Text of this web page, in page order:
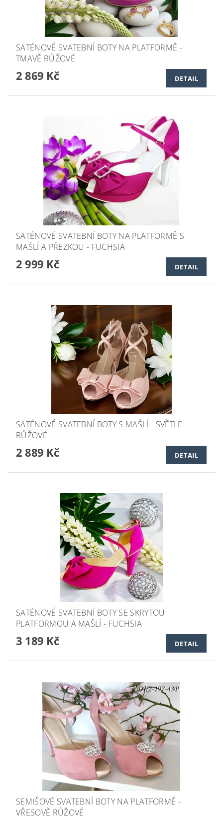
SATÉNOVÉ SVATEBNÍ BOTY NA PLATFORMĚ -
TMAVĚ RŮŽOVÉ
2 869 Kč DETAIL
SATÉNOVÉ SVATEBNÍ BOTY NA PLATFORMĚ S
MAŠLÍ A PŘEZKOU - FUCHSIA
2 999 Kč DETAIL
SATÉNOVÉ SVATEBNÍ BOTY S MAŠLÍ - SVĚTLE
RŮŽOVÉ
2 889 Kč DETAIL
SATÉNOVÉ SVATEBNÍ BOTY SE SKRYTOU
PLATFORMOU A MAŠLÍ - FUCHSIA
3 189 Kč DETAIL
SEMIŠOVÉ SVATEBNÍ BOTY NA PLATFORMĚ -
VŘESOVĚ RŮŽOVÉ